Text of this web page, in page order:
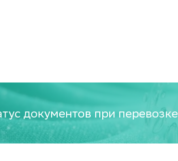
документов при